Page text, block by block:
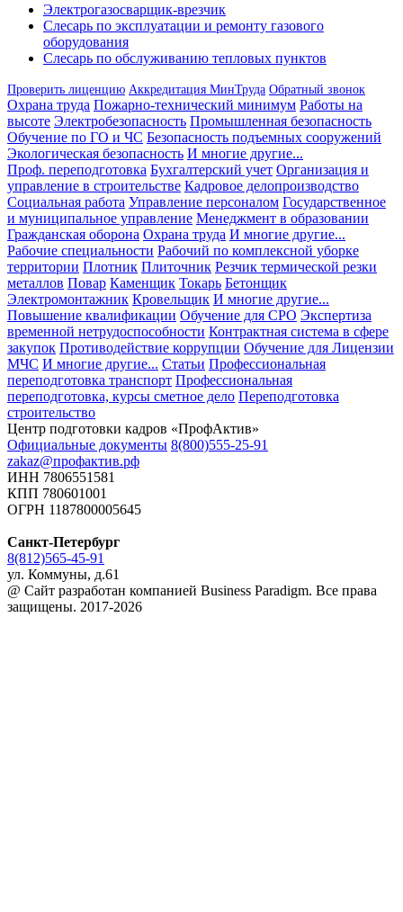
Электрогазосварщик-врезчик
Слесарь по эксплуатации и ремонту газового
оборудования
Слесарь по обслуживанию тепловых пунктов
Проверить лиценцию Аккредитация МинТруда Обратный звонок
Охрана труда Пожарно-технический минимум Работы на
высоте Электробезопасность Промышленная безопасность
Обучение по ГО и ЧС Безопасность подъемных сооружений
Экологическая безопасность И многие другие...
Проф. переподготовка Бухгалтерский учет Организация и
управление в строительстве Кадровое делопроизводство
Социальная работа Управление персоналом Государственное
и муниципальное управление Менеджмент в образовании
Гражданская оборона Охрана труда И многие другие...
Рабочие специальности Рабочий по комплексной уборке
территории Плотник Плиточник Резчик термической резки
металлов Повар Каменщик Токарь Бетонщик
Электромонтажник Кровельщик И многие другие...
Повышение квалификации Обучение для СРО Экспертиза
временной нетрудоспособности Контрактная система в сфере
закупок Противодействие коррупции Обучение для Лицензии
МЧС И многие другие... Статьи Профессиональная
переподготовка транспорт Профессиональная
переподготовка, курсы сметное дело Переподготовка
строительство
Центр подготовки кадров «ПрофАктив»
Официальные документы 8(800)555-25-91
zakaz@профактив.рф
ИНН 7806551581
КПП 780601001
ОГРН 1187800005645
Санкт-Петербург
8(812)565-45-91
ул. Коммуны, д.61
@ Сайт разработан компанией Business Paradigm. Все права
защищены. 2017-2026